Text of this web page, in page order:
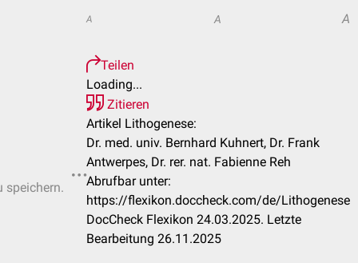
speichern.
A A A
Teilen
Loading...
Zitieren
Artikel Lithogenese:
Dr. med. univ. Bernhard Kuhnert, Dr. Frank
Antwerpes, Dr. rer. nat. Fabienne Reh
Abrufbar unter:
https://flexikon.doccheck.com/de/Lithogenese
DocCheck Flexikon 24.03.2025. Letzte
Bearbeitung 26.11.2025